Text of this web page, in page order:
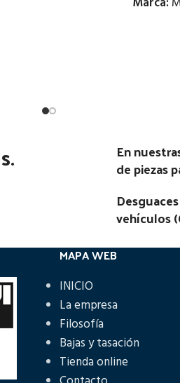
Código
En
de piezas
vehículos (
MAPA WEB
INICIO
La empresa
Filosofía
Bajas y tasación
Tienda online